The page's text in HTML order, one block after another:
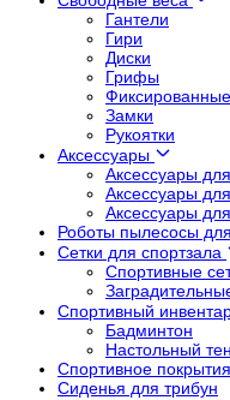
Гантели
Гири
Диски
Грифы
Замки
Рукоятки
Аксессуары
Аксессуары
Аксессуары
Аксессуары
Роботы пылесосы
Сетки для спортзала
Спортивные
Спортивный
Бадминтон
Настольный
Спортивное покрытия
Сиденья для трибун